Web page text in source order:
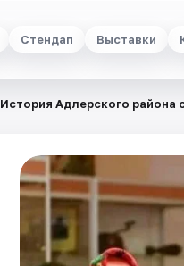
Стендап Выставки
История Адлерского района